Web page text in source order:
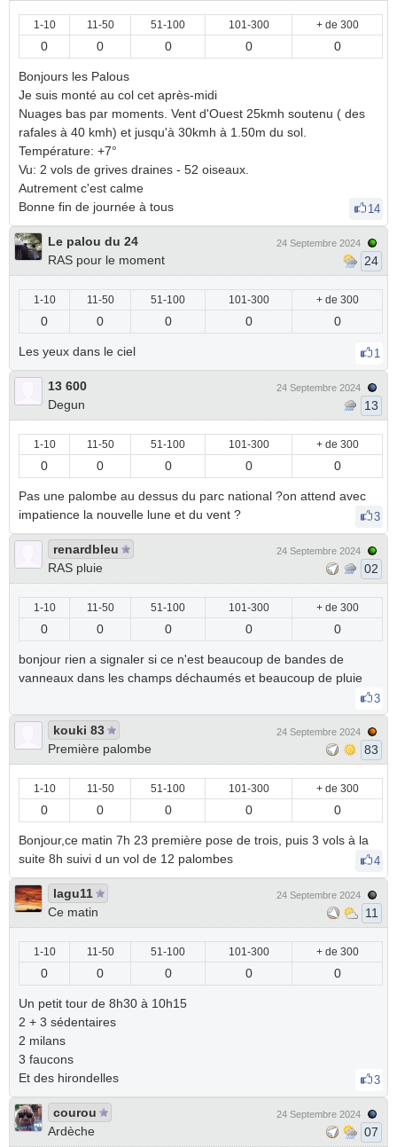
1-10 11-50 51-100 101-300 + de 300
0 0 0 0 0
Bonjours les Palous
Je suis monté au col cet après-midi
Nuages bas par moments. Vent d'Ouest 25kmh soutenu ( des
rafales à 40 kmh) et jusqu'à 30kmh à 1.50m du sol.
Température: +7°
Vu: 2 vols de grives draines - 52 oiseaux.
Autrement c'est calme
Bonne fin de journée à tous
14
Le palou du 24
RAS pour le moment
24 Septembre 2024
24
1-10 11-50 51-100 101-300 + de 300
0 0 0 0 0
Les yeux dans le ciel 1
13 600
Degun
24 Septembre 2024
13
1-10 11-50 51-100 101-300 + de 300
0 0 0 0 0
Pas une palombe au dessus du parc national ?on attend avec
impatience la nouvelle lune et du vent ?
3
renardbleu
RAS pluie
24 Septembre 2024
02
1-10 11-50 51-100 101-300 + de 300
0 0 0 0 0
bonjour rien a signaler si ce n'est beaucoup de bandes de
vanneaux dans les champs déchaumés et beaucoup de pluie
3
kouki 83
Première palombe
24 Septembre 2024
83
1-10 11-50 51-100 101-300 + de 300
0 0 0 0 0
Bonjour,ce matin 7h 23 première pose de trois, puis 3 vols à la
suite 8h suivi d un vol de 12 palombes
4
lagu11
Ce matin
24 Septembre 2024
11
1-10 11-50 51-100 101-300 + de 300
0 0 0 0 0
Un petit tour de 8h30 à 10h15
2 + 3 sédentaires
2 milans
3 faucons
Et des hirondelles
3
courou
Ardèche
24 Septembre 2024
07